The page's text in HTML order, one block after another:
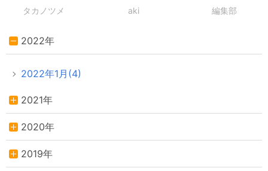
タカノツメ aki 編集部
2022年
2022年1月(4)
2021年
2020年
2019年